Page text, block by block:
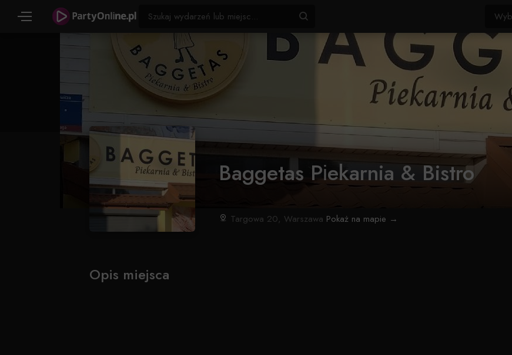
Baggetas Pіekarnia & Bistro
Targowa 20, Warszawa Pokaż na mapie →
Opis miejsca